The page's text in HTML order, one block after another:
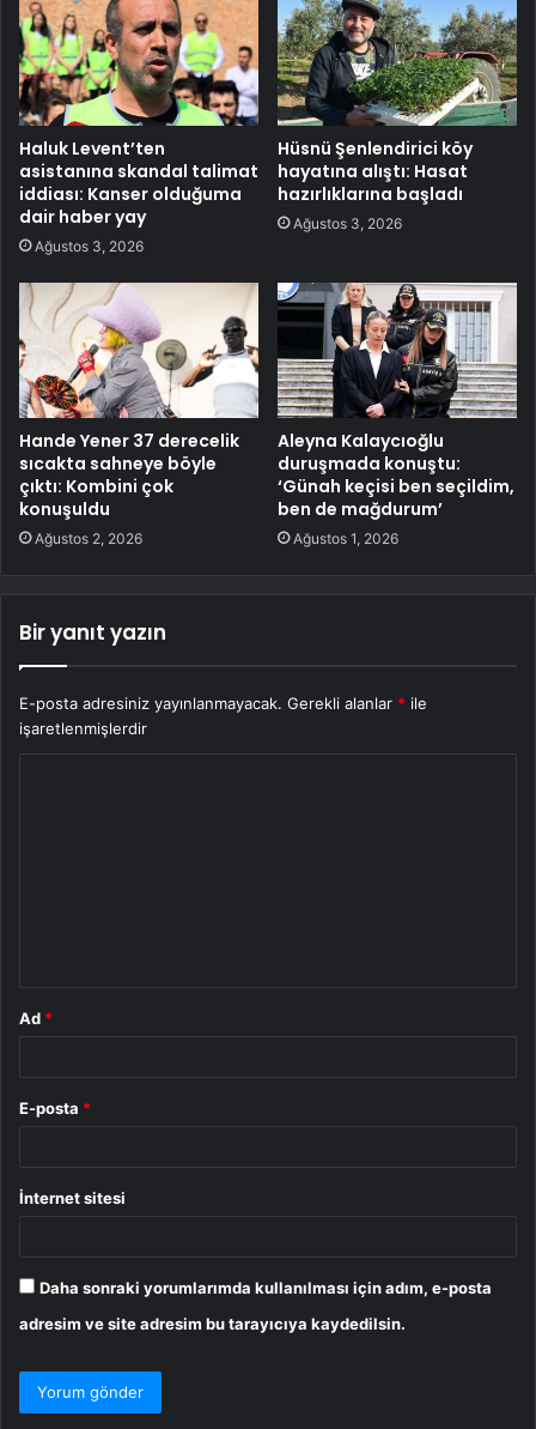
Haluk Levent’ten
asistanına skandal talimat
iddiası: Kanser olduğuma
dair haber yay
Ağustos 3, 2026
Hüsnü Şenlendirici köy
hayatına alıştı: Hasat
hazırlıklarına başladı
Ağustos 3, 2026
Hande Yener 37 derecelik
sıcakta sahneye böyle
çıktı: Kombini çok
konuşuldu
Ağustos 2, 2026
Aleyna Kalaycıoğlu
duruşmada konuştu:
‘Günah keçisi ben seçildim,
ben de mağdurum’
Ağustos 1, 2026
Bir yanıt yazın
E-posta adresiniz yayınlanmayacak. Gerekli alanlar * ile
işaretlenmişlerdir
Ad *
E-posta *
İnternet sitesi
Daha sonraki yorumlarımda kullanılması için adım, e-posta
adresim ve site adresim bu tarayıcıya kaydedilsin.